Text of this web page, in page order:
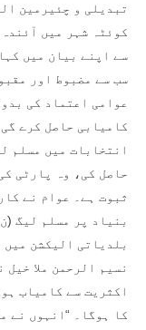
تبدیلی و چئیرمین
کوئٹہ شہر میں
سے اپنے بیان میں
سب سے مضبوط اور
عوامی اعتماد کی
کامیابی حاصل کرے
انتخابات میں مسلم
حاصل کی، وہ پارٹی
ثبوت ہے۔ عوام نے
بنیاد پر مسلم لیگ
بلدیاتی الیکشن
نسیم الرحمن ملا
اکثریت سے کامیاب
کا ہوگا۔ “انہوں نے